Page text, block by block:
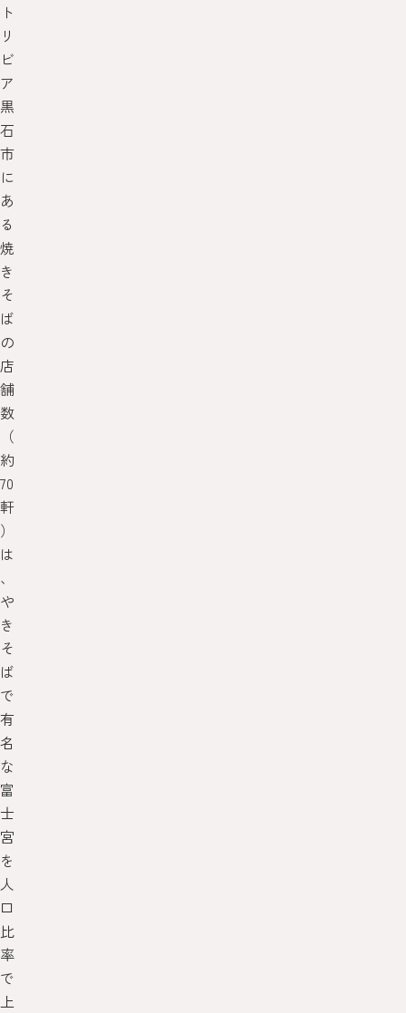
ト
リ
ビ
ア
黒
石
市
に
あ
る
焼
き
そ
ば
の
店
舗
数
（
約
70
軒
）
は
、
や
き
そ
ば
で
有
名
な
富
士
宮
を
人
口
比
率
で
上